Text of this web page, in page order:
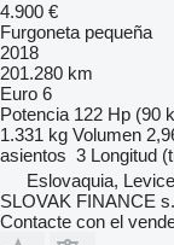
4.900 €
Furgoneta pequeña
2018
201.280 km
Euro 6
Potencia 122 Hp (90
1.331 kg Volumen
asientos 3 Longitud
Eslovaquia, Levice
SLOVAK FINANCE
Contacte con el